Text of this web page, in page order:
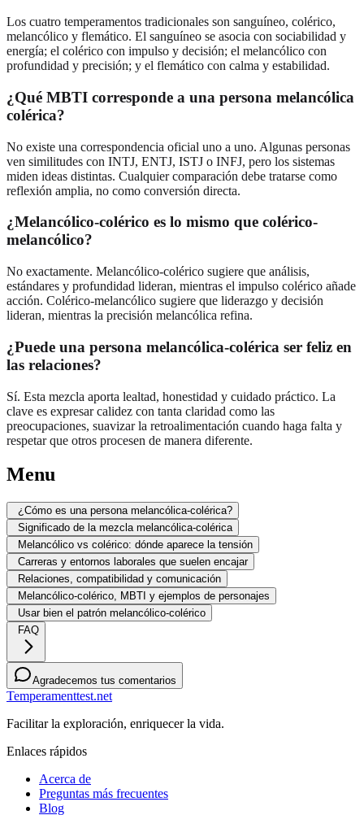
Los cuatro temperamentos tradicionales son sanguíneo, colérico,
melancólico y flemático. El sanguíneo se asocia con sociabilidad y
energía; el colérico con impulso y decisión; el melancólico con
profundidad y precisión; y el flemático con calma y estabilidad.
¿Qué MBTI corresponde a una persona melancólica
colérica?
No existe una correspondencia oficial uno a uno. Algunas personas
ven similitudes con INTJ, ENTJ, ISTJ o INFJ, pero los sistemas
miden ideas distintas. Cualquier comparación debe tratarse como
reflexión amplia, no como conversión directa.
¿Melancólico-colérico es lo mismo que colérico-
melancólico?
No exactamente. Melancólico-colérico sugiere que análisis,
estándares y profundidad lideran, mientras el impulso colérico añade
acción. Colérico-melancólico sugiere que liderazgo y decisión
lideran, mientras la precisión melancólica refina.
¿Puede una persona melancólica-colérica ser feliz en
las relaciones?
Sí. Esta mezcla aporta lealtad, honestidad y cuidado práctico. La
clave es expresar calidez con tanta claridad como las
preocupaciones, suavizar la retroalimentación cuando haga falta y
respetar que otros procesen de manera diferente.
Menu
¿Cómo es una persona melancólica-colérica?
Significado de la mezcla melancólica-colérica
Melancólico vs colérico: dónde aparece la tensión
Carreras y entornos laborales que suelen encajar
Relaciones, compatibilidad y comunicación
Melancólico-colérico, MBTI y ejemplos de personajes
Usar bien el patrón melancólico-colérico
FAQ
Agradecemos tus comentarios
Temperamenttest.net
Facilitar la exploración, enriquecer la vida.
Enlaces rápidos
Acerca de
Preguntas más frecuentes
Blog